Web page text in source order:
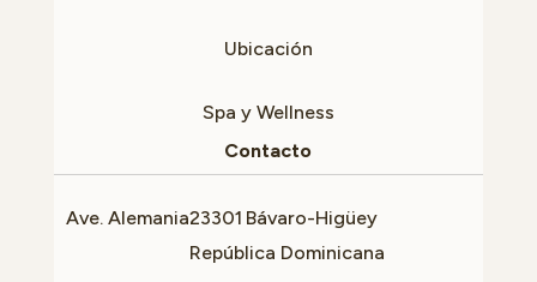
Ubicación
Spa y Wellness
Contacto
Ave. Alemania23301 Bávaro-Higüey
República Dominicana